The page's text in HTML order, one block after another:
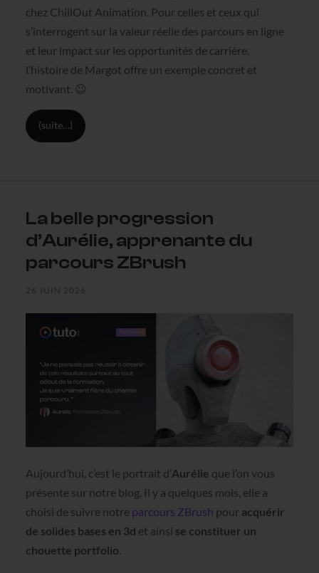
chez ChillOut Animation. Pour celles et ceux qui
s’interrogent sur la valeur réelle des parcours en ligne
et leur impact sur les opportunités de carrière,
l’histoire de Margot offre un exemple concret et
motivant. 😉
(suite…)
La belle progression
d’Aurélie, apprenante du
parcours ZBrush
26 JUIN 2026
Aujourd’hui, c’est le portrait d’Aurélie que l’on vous
présente sur notre blog. Il y a quelques mois, elle a
choisi de suivre notre parcours ZBrush pour acquérir
de solides bases en 3d et ainsi se constituer un
chouette portfolio.